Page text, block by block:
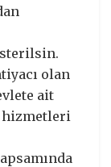
olan
ait
hizmetleri